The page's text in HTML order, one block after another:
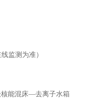
监测为准）
核能混床—去离子水箱